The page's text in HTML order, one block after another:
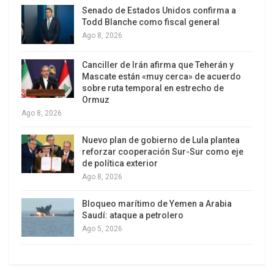
juntas: colaboró en la reforma agraria al lado de
Lázaro Cardenas, fue secretario del Partido
Nacional Revolucionario y en 1952 fue secretario
general del partido que cambió su nombre a
Revolucionario Institucional. Después de ser
senador y secretario del Trabajo llegó a la
Presidencia de México, e integró su gabinete con
Sierra en Obras Públicas, a Antonio Ortiz Mena al
frente de la Secretaría de Hacienda, cuando
México alcanzó un crecimiento de 78.7 por ciento
de Gobernación a Gustavo Díaz Ordaz –nadie es
perfecto–: entonces hubo represión al
Senado de Estados Unidos confirma a
Todd Blanche como fiscal general
Ago 8, 2026
Canciller de Irán afirma que Teherán y
Mascate están «muy cerca» de acuerdo
sobre ruta temporal en estrecho de
Ormuz
Ago 8, 2026
Nuevo plan de gobierno de Lula plantea
reforzar cooperación Sur-Sur como eje
de política exterior
Ago 8, 2026
Bloqueo marítimo de Yemen a Arabia
Saudí: ataque a petrolero
Ago 5, 2026